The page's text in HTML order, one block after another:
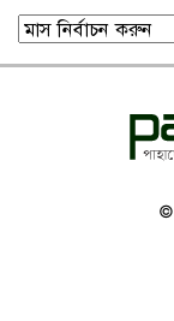
পাহাড়বার্তা
আর্কাইভ
©